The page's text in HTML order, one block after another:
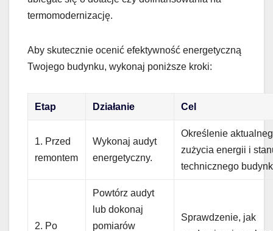
termomodernizację.
Aby skutecznie ocenić efektywność energetyczną
Twojego budynku, wykonaj poniższe kroki:
Etap Działanie Cel
1. Przed
remontem
Wykonaj audyt
energetyczny.
Określenie
zużycia energii i
technicznego
2. Po
Powtórz audyt
lub dokonaj
pomiarów
Sprawdzenie, jak